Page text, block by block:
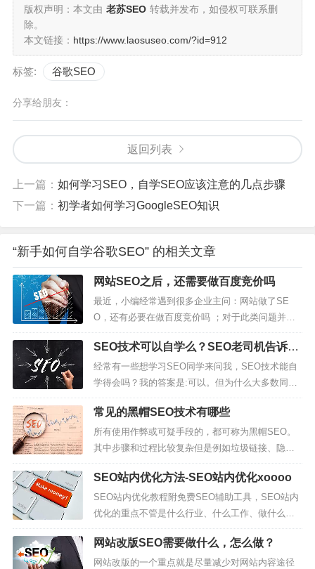
版权声明：本文由 老苏SEO 转载并发布，如侵权可联系删
除。
本文链接： https://www.laosuseo.com/?id=912
标签: 谷歌SEO
分享给朋友：
返回列表
上一篇： 如何学习SEO，自学SEO应该注意的几点步骤
下一篇： 初学者如何学习GoogleSEO知识
“新手如何自学谷歌SEO” 的相关文章
网站SEO之后，还需要做百度竞价吗
最近，小编经常遇到很多企业主问：网站做了SE
O，还有必要在做百度竞价吗 ；对于此类问题并不
能单一做答，SEO或者SEM (百度竞价）二者都有
其独特的优势。今天北极星SEO就为大家讲解下这
个问题。搜索引擎优化优缺点：优点：搜索引擎优
化的优势在于成本合理，没有任何点击成本，所
以，对于能够通过SEO优化达...
SEO技术可以自学么？SEO老司机告诉
你！
经常有一些想学习SEO同学来问我，SEO技术能自
学得会吗？我的答案是:可以。但为什么大多数同学
的网站还是优化不上来？原因又是什么？下面为大
家详细讲一讲。1，SEO自学前提是需要站长自己本
身就具有一定的SEO基础，而且具有很强的自学能
力和抵制诱惑的能力。今天可能坚持一天，明天小
明来找你出去打LOL，后...
常见的黑帽SEO技术有哪些
所有使用作弊或可疑手段的，都可称为黑帽SEO。
其中步骤和过程比较复杂但是例如垃圾链接、隐藏
网页、桥页、关键词堆砌等这些都不属于黑帽手
段，只属于新手入门阶段。典型的黑帽搜索引擎优
化，是用程序从其他分类目录或搜索引擎抓取大量
搜索结果做成网页。seo技术一般分白帽seo、灰帽s
eo和黑帽seo。对于白帽s...
SEO站内优化方法-SEO站内优化xoooo
SEO站内优化教程附免费SEO辅助工具，SEO站内
优化的重点不管是什么行业、什么工作、做什么事
都有一个先后步骤，没有步骤的去做事只能是浪费
时间，事倍功半，往往甚至适得其反走向反向道
路，下面就来跟大家说说seo优化基本步骤由哪几方
网站改版SEO需要做什么，怎么做？
网站改版的一个重点就是尽量减少对网站内容途径